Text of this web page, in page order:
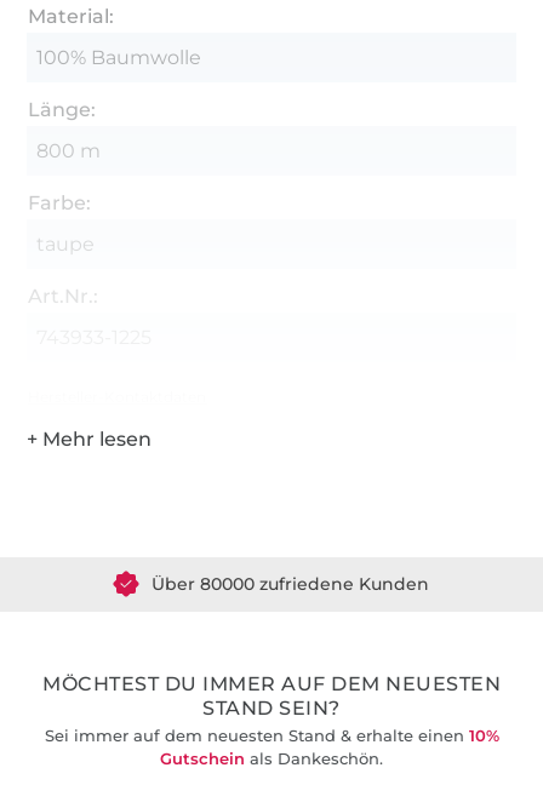
Material:
100% Baumwolle
Länge:
800 m
Farbe:
taupe
Art.Nr.:
MÖCHTEST DU IMMER AUF DEM NEUESTEN
STAND SEIN?
Sei immer auf dem neuesten Stand & erhalte einen 10%
Gutschein als Dankeschön.